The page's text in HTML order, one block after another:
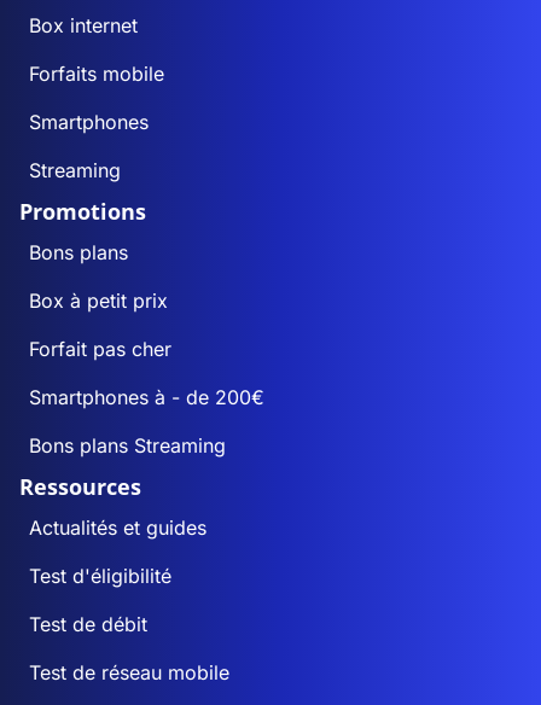
Box internet
Forfaits mobile
Smartphones
Streaming
Promotions
Bons plans
Box à petit prix
Forfait pas cher
Smartphones à - de 200€
Bons plans Streaming
Ressources
Actualités et guides
Test d'éligibilité
Test de débit
Test de réseau mobile